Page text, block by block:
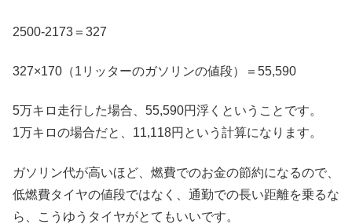
2500-2173＝327
327×170（1リッターのガソリンの値段）＝55,590
5万キロ走行した場合、55,590円浮くということです。
1万キロの場合だと、11,118円という計算になります。
ガソリン代が高いほど、燃費でのお金の節約になるので、
低燃費タイヤの値段ではなく、通勤での長い距離を乗るな
ら、こうゆうタイヤがとてもいいです。